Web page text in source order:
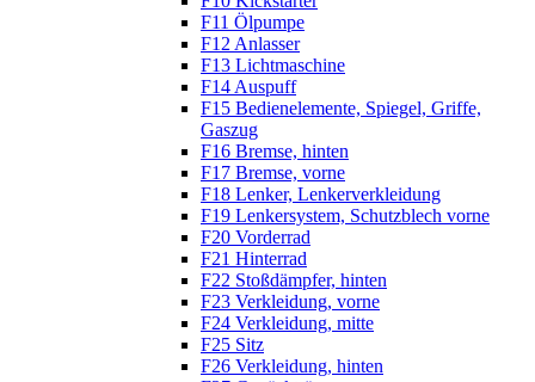
F11 Ölpumpe
F12 Anlasser
F13 Lichtmaschine
F14 Auspuff
F15 Bedienelemente, Spiegel, Griffe,
Gaszug
F16 Bremse, hinten
F17 Bremse, vorne
F18 Lenker, Lenkerverkleidung
F19 Lenkersystem, Schutzblech vorne
F20 Vorderrad
F21 Hinterrad
F22 Stoßdämpfer, hinten
F23 Verkleidung, vorne
F24 Verkleidung, mitte
F25 Sitz
F26 Verkleidung, hinten